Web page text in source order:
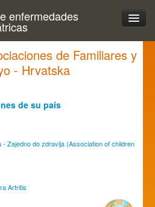
enfermedades
de Familiares y
- Hrvatska
de su país
Zajedno do zdravlja (Association of children
Artritis